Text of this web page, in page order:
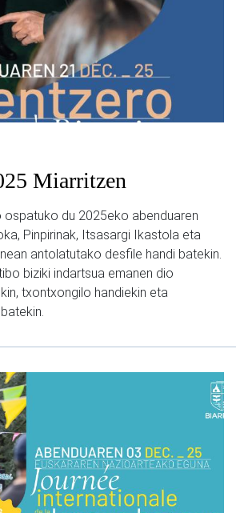
Miarritzen
ospatuko du 2025eko abenduaren
Pinpirinak, Itsasargi Ikastola eta
antolatutako desfile handi batekin.
biziki indartsua emanen dio
txontxongilo handiekin eta